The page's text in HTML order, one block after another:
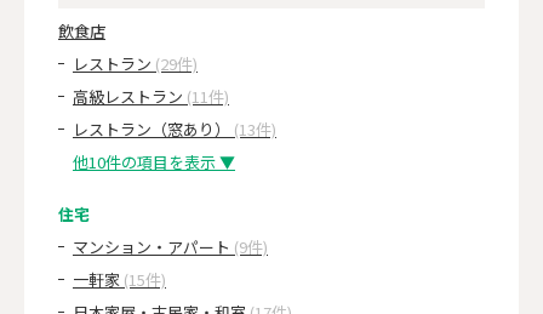
飲食店
レストラン (29件)
高級レストラン (11件)
レストラン（窓あり） (13件)
他10件の項目を表示 ▼
住宅
マンション・アパート (9件)
一軒家 (15件)